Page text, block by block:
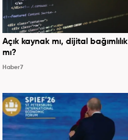
Açık kaynak mı, dijital bağımlılık
mı?
Haber7